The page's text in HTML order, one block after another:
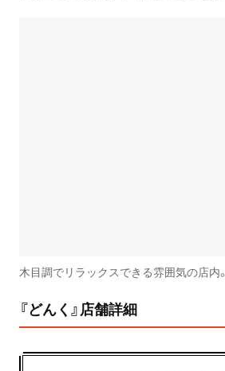
木目調でリラックスできる雰囲気の店内。
『どんく』店舗詳細